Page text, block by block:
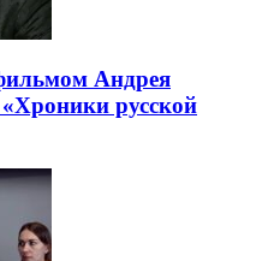
Андрея
русской